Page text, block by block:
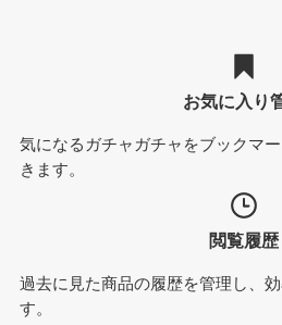
お気に入り
気になるガチャガチャをブックマ
きます。
閲覧履歴
過去に見た商品の履歴を管理し、
す。